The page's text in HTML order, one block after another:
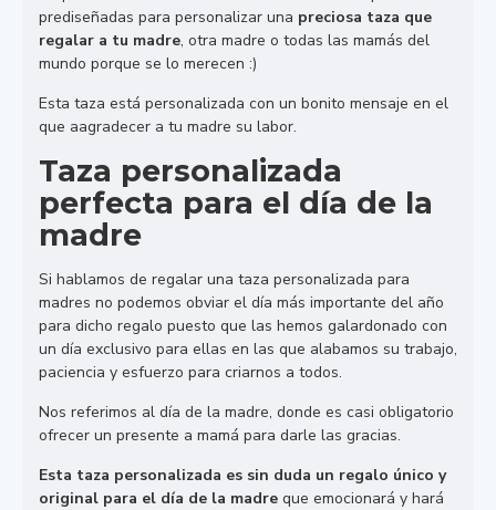
prediseñadas para personalizar una preciosa taza que
regalar a tu madre, otra madre o todas las mamás del
mundo porque se lo merecen :)
Esta taza está personalizada con un bonito mensaje en el
que aagradecer a tu madre su labor.
Taza personalizada
perfecta para el día de la
madre
Si hablamos de regalar una taza personalizada para
madres no podemos obviar el día más importante del año
para dicho regalo puesto que las hemos galardonado con
un día exclusivo para ellas en las que alabamos su trabajo,
paciencia y esfuerzo para criarnos a todos.
Nos referimos al día de la madre, donde es casi obligatorio
ofrecer un presente a mamá para darle las gracias.
Esta taza personalizada es sin duda un regalo único y
original para el día de la madre que emocionará y hará